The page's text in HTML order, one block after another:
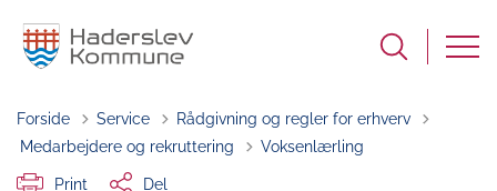
Forside Service
Rådgivning og regler for erhverv
Tilbage til
Medarbejdere og rekruttering Voksenlærling
Print Del